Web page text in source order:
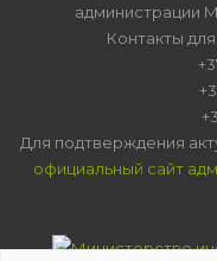
администрации
Контакты
Для подтверждения
официальный сайт